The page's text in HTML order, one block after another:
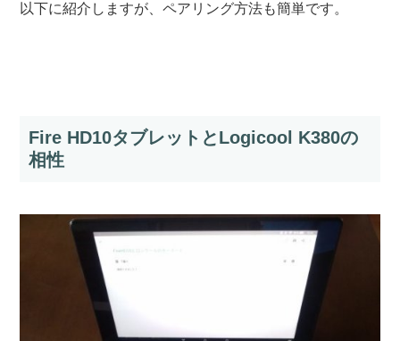
以下に紹介しますが、ペアリング方法も簡単です。
Fire HD10タブレットとLogicool K380の
相性